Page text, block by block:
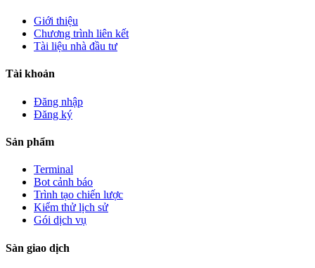
Giới thiệu
Chương trình liên kết
Tài liệu nhà đầu tư
Tài khoản
Đăng nhập
Đăng ký
Sản phẩm
Terminal
Bot cảnh báo
Trình tạo chiến lược
Kiểm thử lịch sử
Gói dịch vụ
Sàn giao dịch